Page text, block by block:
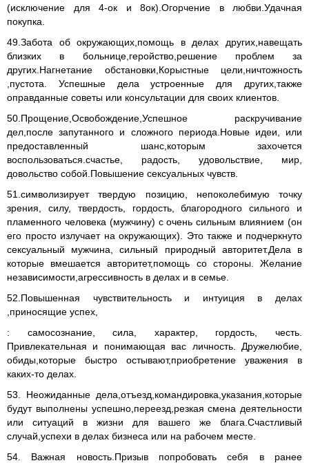
(исключение для 4-ок и 8ок).Огорчение в любви.Удачная
покупка.
49.Забота об окружающих,помощь в делах других,навещать
близких в больнице,геройство,решение проблем за
других.Нагнетание обстановки,Корыстные цели,ничтожность
,пустота. Успешные дела устроенные для других,также
оправданные советы или консультации для своих клиентов.
50.Прощение,Освобождение,Успешное раскручивание
дел,после запутанного и сложного периода.Новые идеи, или
предоставленный шанс,которым захочется
воспользоваться.счастье, радость, удовольствие, мир,
довольство собой.Повышение сексуальных чувств.
51.символизирует твердую позицию, непоколебимую точку
зрения, силу, твердость, гордость, благородного сильного и
пламенного человека (мужчину) с очень сильным влиянием (он
его просто излучает на окружающих). Это также и подчеркнуто
сексуальный мужчина, сильный природный авторитет.Дела в
которые вмешается авторитет,помощь со стороны. Желание
независимости,агрессивность в делах и в семье.
52.Повышенная чувствительность и интуиция в делах
,приносящие успех,
: самосознание, сила, характер, гордость, честь.
Привлекательная и понимающая вас личность. Дружелюбие,
обиды,которые быстро остывают,приобретение уважения в
каких-то делах.
53. Неожиданные дела,отъезд,командировка,указания,которые
будут выполнены успешно,переезд,резкая смена деятельности
или ситуаций в жизни для вашего же блага.Счастливый
случай,успехи в делах бизнеса или на рабочем месте.
54. Важная новость.Призыв попробовать себя в ранее